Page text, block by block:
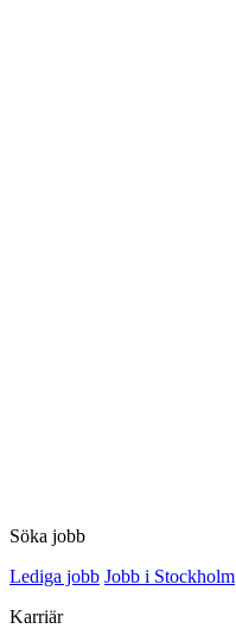
Söka jobb
Lediga jobb Jobb i Stockholm
Karriär